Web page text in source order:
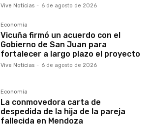
Vive Noticias - 6 de agosto de 2026
Economía
Vicuña firmó un acuerdo con el
Gobierno de San Juan para
fortalecer a largo plazo el proyecto
Vive Noticias - 6 de agosto de 2026
Economía
La conmovedora carta de
despedida de la hija de la pareja
fallecida en Mendoza